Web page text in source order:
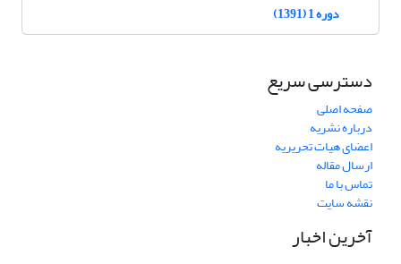
دوره 1 (1391)
دسترسی سریع
صفحه اصلی
درباره نشریه
اعضای هیات تحریریه
ارسال مقاله
تماس با ما
نقشه سایت
آخرین اخبار